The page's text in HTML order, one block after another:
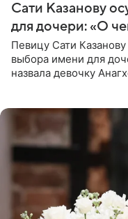
Сати Казанову
для дочери: «О
Певицу Сати
выбора имени для
назвала девочку